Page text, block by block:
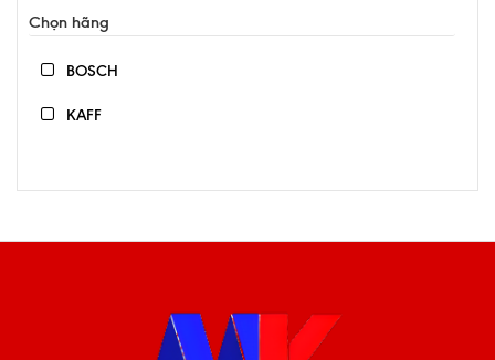
Chọn hãng
BOSCH
KAFF